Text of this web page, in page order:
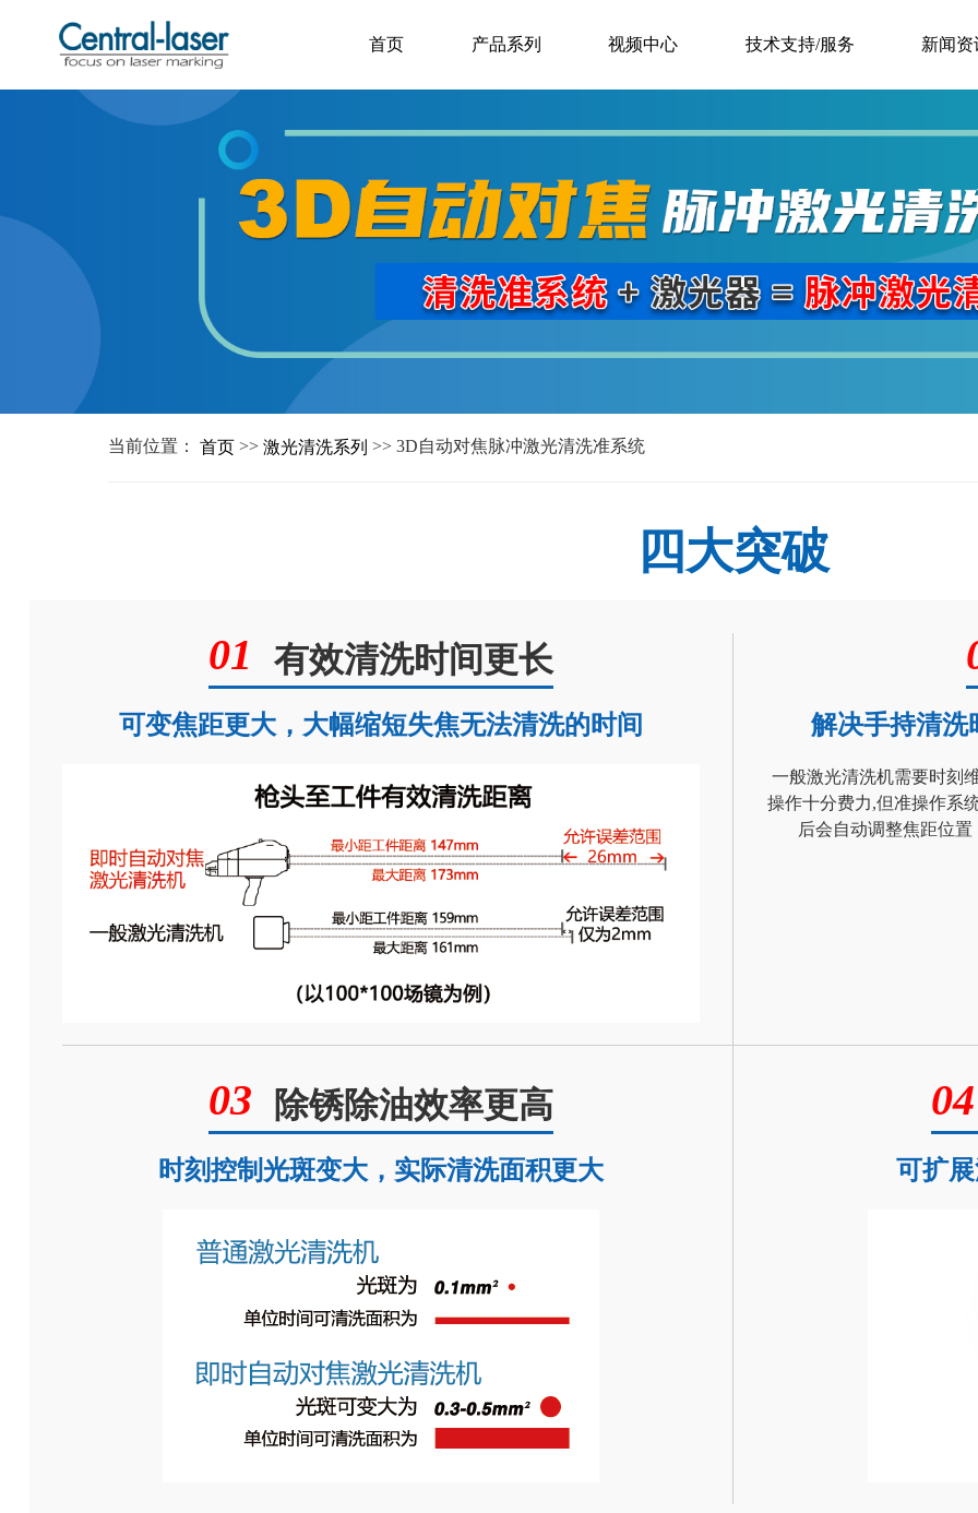
首页 产品系列 视频中心 技术支持/服务 新闻资
当前位置：首页 >>激光清洗系列 >> 3D自动对焦脉冲激光清洗准系统
四大突破
有效清洗时间更长
可变焦距更大，大幅缩短失焦无法清洗的时间 解决手持清洗
一般激光清洗机需要时刻
操作十分费力,但准操作系
后会自动调整焦距位
除锈除油效率更高
时刻控制光斑变大，实际清洗面积更大 可扩